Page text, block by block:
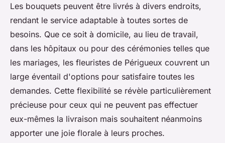
Les bouquets peuvent être livrés à divers endroits,
rendant le service adaptable à toutes sortes de
besoins. Que ce soit à domicile, au lieu de travail,
dans les hôpitaux ou pour des cérémonies telles que
les mariages, les fleuristes de Périgueux couvrent un
large éventail d'options pour satisfaire toutes les
demandes. Cette flexibilité se révèle particulièrement
précieuse pour ceux qui ne peuvent pas effectuer
eux-mêmes la livraison mais souhaitent néanmoins
apporter une joie florale à leurs proches.